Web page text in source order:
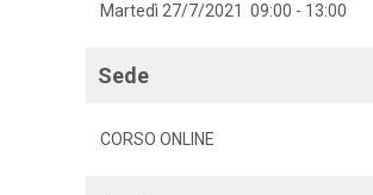
Martedì 27/7/2021 09:00 - 13:00
Sede
CORSO ONLINE